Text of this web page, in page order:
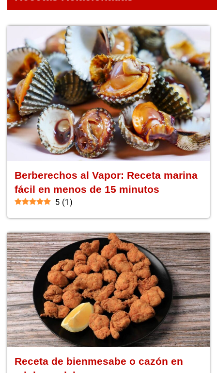
Berberechos al Vapor: Receta marina
fácil en menos de 15 minutos
5 (1 )
Receta de bienmesabe o cazón en